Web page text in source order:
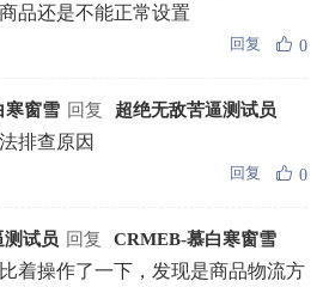
品还是不能正常设置
回复 0
寒窗雪 回复 超绝无敌苦逼测试员
排查原因
回复 0
测试员 回复 CRMEB-慕白寒窗雪
着操作了一下，发现是商品物流方